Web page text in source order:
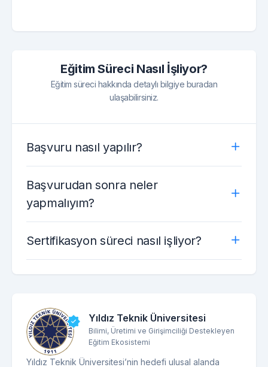
Eğitim Süreci Nasıl İşliyor?
Eğitim süreci hakkında detaylı bilgiye buradan
ulaşabilirsiniz.
Başvuru nasıl yapılır?
Başvurudan sonra neler
yapmalıyım?
Sertifikasyon süreci nasıl işliyor?
Yıldız Teknik Üniversitesi
Bilimi, Üretimi ve Girişimciliği Destekleyen
Eğitim Ekosistemi
Yıldız Teknik Üniversitesi’nin hedefi ulusal alanda